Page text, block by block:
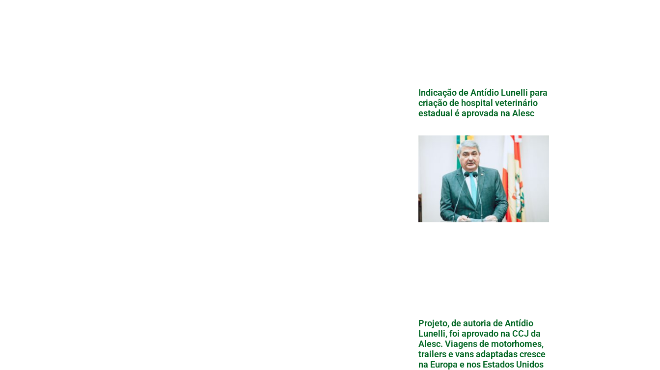
Indicação de Antídio Lunelli para
criação de hospital veterinário
estadual é aprovada na Alesc
Projeto, de autoria de Antídio
Lunelli, foi aprovado na CCJ da
Alesc. Viagens de motorhomes,
trailers e vans adaptadas cresce
na Europa e nos Estados Unidos